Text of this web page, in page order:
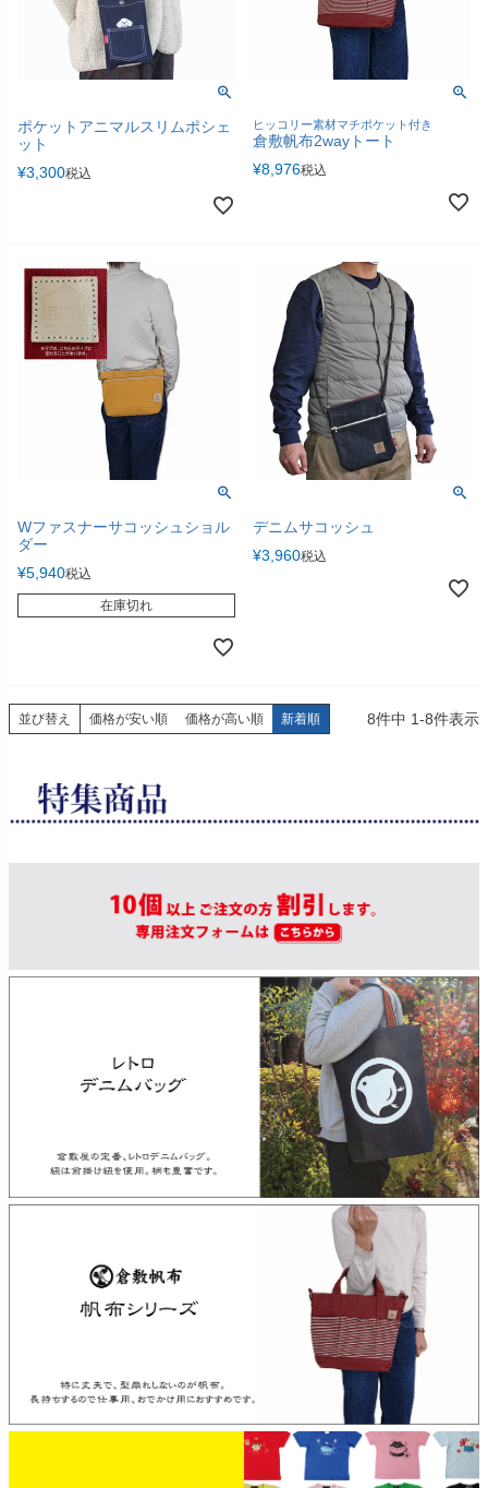
ポケットアニマルスリムポシェ
ット
¥3,300税込
ヒッコリー素材マチポケット付き
倉敷帆布2wayトート
¥8,976税込
Wファスナーサコッシュショル
ダー
¥5,940税込
在庫切れ
デニムサコッシュ
¥3,960税込
並び替え 価格が安い順 価格が高い順 新着順 8件中 1-8件表示